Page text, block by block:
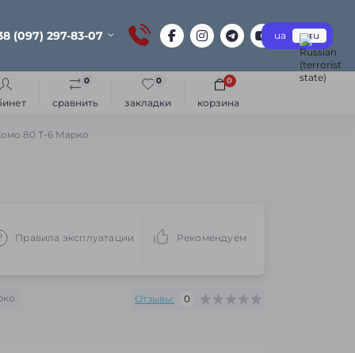
(097) 297-83-07 ua ru
сравнить
0
закладки
0
корзина
0
80 Т-6 Марко
Правила эксплуатации Рекомендуем
Отзывы: 0